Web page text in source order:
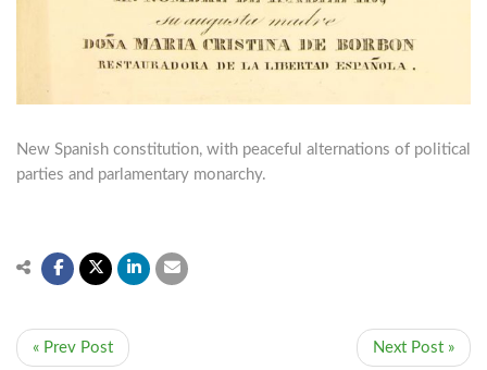
New Spanish constitution, with peaceful alternations of political
parties and parlamentary monarchy.
« Prev Post Next Post »